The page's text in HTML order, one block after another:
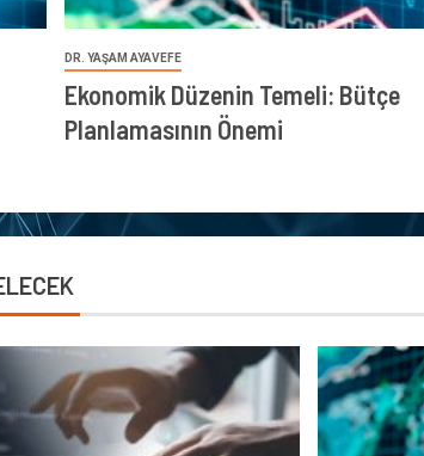
DR. YAŞAM AYAVEFE
Ekonomik Düzenin Temeli: Bütçe
Planlamasının Önemi